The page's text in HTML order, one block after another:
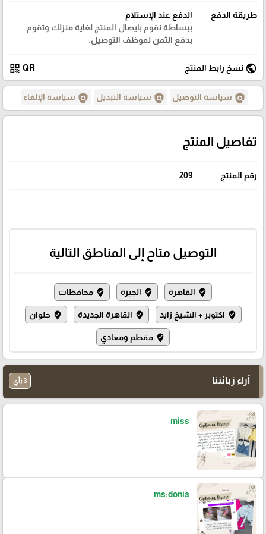
طريقة الدفع
الدفع عند الإستلام
ببساطة نقوم بايصال المنتج لغاية منزلك وتقوم
بدفع الثمن لموظف التوصيل.
public نسخ رابط المنتج QR
qr_code
policy سياسة التوصيل policy سياسة التبديل policy سياسة الإلغاء
تفاصيل المنتج
رقم المنتج 209
التوصيل متاح إلى المناطق التالية
where_to_vote القاهرة where_to_vote الجيزة where_to_vote محافظات
where_to_vote اكتوبر + الشيخ زايد where_to_vote القاهرة الجديدة where_to_vote حلوان
where_to_vote مقطم ومعادي
آراء زبائننا 3 رأي
miss
ms:donia